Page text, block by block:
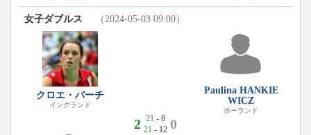
女子ダブルス （2024-05-03 09:00）
クロエ・バーチ
イングランド
2 21 - 8
21 - 12 0
Paulina HANKIE
WICZ
ポーランド